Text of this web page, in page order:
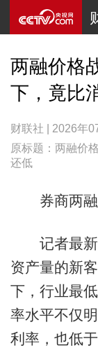
两融价格
下，竟比
财联社 | 2026年
原标题：两融价
还低
券商两融
记者最新
资产量的新
下，行业最
率水平不仅
利率，也低